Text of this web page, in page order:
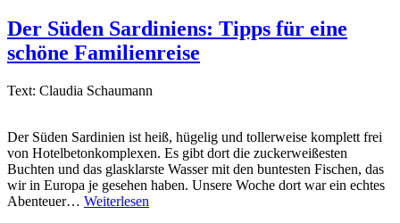
Der Süden Sardiniens: Tipps für eine
schöne Familienreise
Text: Claudia Schaumann
Der Süden Sardinien ist heiß, hügelig und tollerweise komplett frei
von Hotelbetonkomplexen. Es gibt dort die zuckerweißesten
Buchten und das glasklarste Wasser mit den buntesten Fischen, das
wir in Europa je gesehen haben. Unsere Woche dort war ein echtes
Abenteuer… Weiterlesen